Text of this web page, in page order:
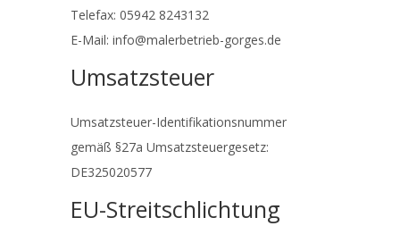
Telefax: 05942 8243132
E-Mail: info@malerbetrieb-gorges.de
Umsatzsteuer
Umsatzsteuer-Identifikationsnummer
gemäß §27a Umsatzsteuergesetz:
DE325020577
EU-Streitschlichtung